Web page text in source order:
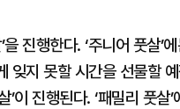
진행한다. ‘주니어 풋살’
잊지 못할 시간을 선물할
이 진행된다. ‘패밀리 풋살